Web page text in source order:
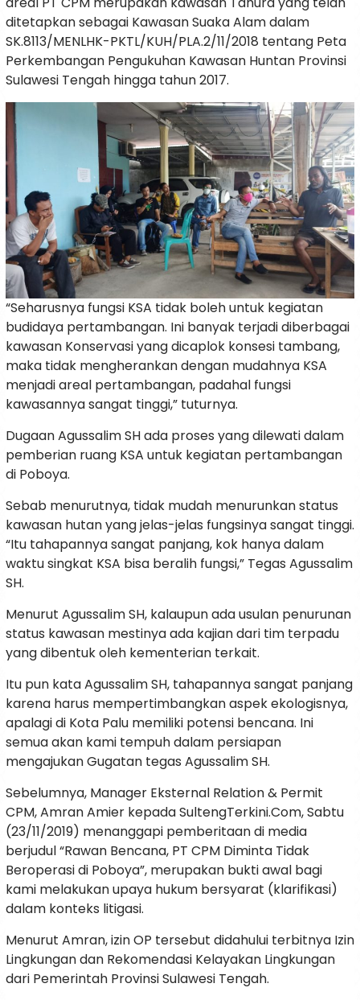
ditetapkan sebagai Kawasan Suaka Alam dalam
SK.8113/MENLHK-PKTL/KUH/PLA.2/11/2018 tentang Peta
Perkembangan Pengukuhan Kawasan Huntan Provinsi
Sulawesi Tengah hingga tahun 2017.
“Seharusnya fungsi KSA tidak boleh untuk kegiatan
budidaya pertambangan. Ini banyak terjadi diberbagai
kawasan Konservasi yang dicaplok konsesi tambang,
maka tidak mengherankan dengan mudahnya KSA
menjadi areal pertambangan, padahal fungsi
kawasannya sangat tinggi,” tuturnya.
Dugaan Agussalim SH ada proses yang dilewati dalam
pemberian ruang KSA untuk kegiatan pertambangan
di Poboya.
Sebab menurutnya, tidak mudah menurunkan status
kawasan hutan yang jelas-jelas fungsinya sangat tinggi.
“Itu tahapannya sangat panjang, kok hanya dalam
waktu singkat KSA bisa beralih fungsi,” Tegas Agussalim
SH.
Menurut Agussalim SH, kalaupun ada usulan penurunan
status kawasan mestinya ada kajian dari tim terpadu
yang dibentuk oleh kementerian terkait.
Itu pun kata Agussalim SH, tahapannya sangat panjang
karena harus mempertimbangkan aspek ekologisnya,
apalagi di Kota Palu memiliki potensi bencana. Ini
semua akan kami tempuh dalam persiapan
mengajukan Gugatan tegas Agussalim SH.
Sebelumnya, Manager Eksternal Relation & Permit
CPM, Amran Amier kepada SultengTerkini.Com, Sabtu
(23/11/2019) menanggapi pemberitaan di media
berjudul “Rawan Bencana, PT CPM Diminta Tidak
Beroperasi di Poboya”, merupakan bukti awal bagi
kami melakukan upaya hukum bersyarat (klarifikasi)
dalam konteks litigasi.
Menurut Amran, izin OP tersebut didahului terbitnya Izin
Lingkungan dan Rekomendasi Kelayakan Lingkungan
dari Pemerintah Provinsi Sulawesi Tengah.